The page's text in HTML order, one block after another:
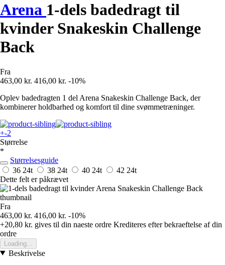
Arena 1-dels badedragt til
kvinder Snakeskin Challenge
Back
Fra
463,00 kr. 416,00 kr. -10%
Oplev badedragten 1 del Arena Snakeskin Challenge Back, der
kombinerer holdbarhed og komfort til dine svømmetræninger.
+-2
Størrelse
*
Størrelsesguide
36 24t 38 24t 40 24t 42 24t
Dette felt er påkrævet
Fra
463,00 kr. 416,00 kr. -10%
+20,80 kr. gives til din naeste ordre Krediteres efter bekraeftelse af din
ordre
Loading...
Beskrivelse